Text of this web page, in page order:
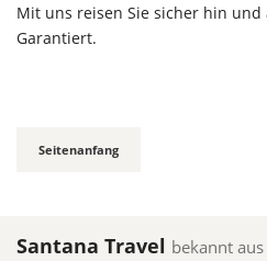
Mit uns reisen Sie sicher hin
Garantiert.
Seitenanfang
Santana Travel bekannt aus